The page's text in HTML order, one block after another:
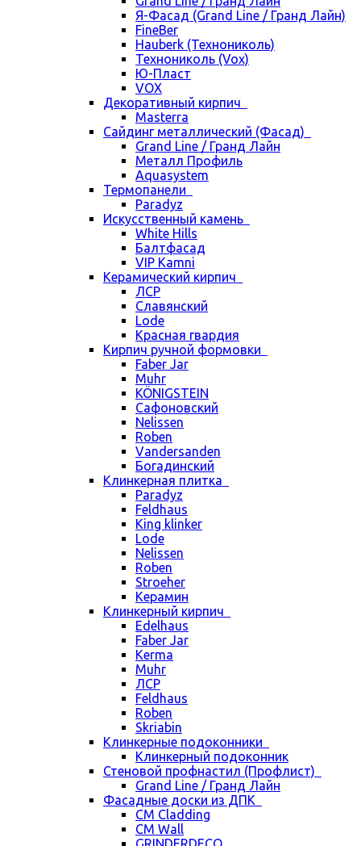
Я-Фасад (Grand Line / Гранд Лайн)
FineBer
Hauberk (Технониколь)
Технониколь (Vox)
Ю-Пласт
VOX
Декоративный кирпич
Masterra
Сайдинг металлический (Фасад)
Grand Line / Гранд Лайн
Металл Профиль
Aquasystem
Термопанели
Paradyz
Искусственный камень
White Hills
Балтфасад
VIP Kamni
Керамический кирпич
ЛСР
Славянский
Lode
Красная гвардия
Кирпич ручной формовки
Faber Jar
Muhr
KÖNIGSTEIN
Сафоновский
Nelissen
Roben
Vandersanden
Богадинский
Клинкерная плитка
Paradyz
Feldhaus
King klinker
Lode
Nelissen
Roben
Stroeher
Керамин
Клинкерный кирпич
Edelhaus
Faber Jar
Kerma
Muhr
ЛСР
Feldhaus
Roben
Skriabin
Клинкерные подоконники
Клинкерный подоконник
Стеновой профнастил (Профлист)
Grand Line / Гранд Лайн
Фасадные доски из ДПК
CM Cladding
CM Wall